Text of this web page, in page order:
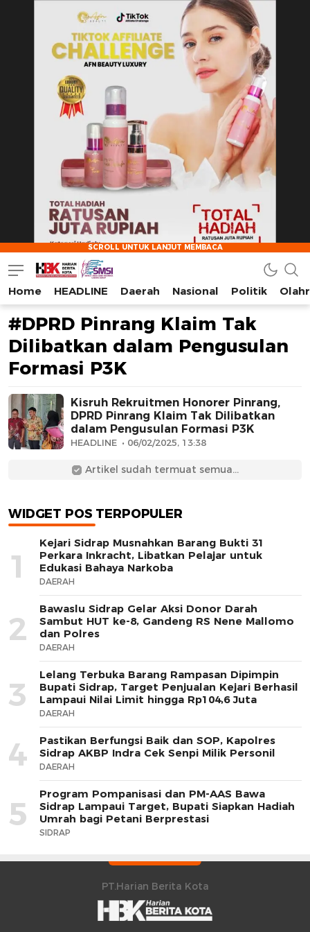
AFN BEAUTY LUXURY
HarianBeritaKota
Mengabarkan Setiap Detil, Sudut, dan Cerita Kota
Home HEADLINE Daerah Nasional Politik
#DPRD Pinrang Klaim Tak
Dilibatkan dalam Pengusulan
Formasi P3K
Kisruh Rekruitmen Honorer Pinrang,
DPRD Pinrang Klaim Tak Dilibatkan
dalam Pengusulan Formasi P3K
HEADLINE 06/02/2025, 13:38
Artikel sudah termuat semua...
WIDGET POS TERPOPULER
1
Kejari Sidrap Musnahkan Barang Bukti 31
Perkara Inkracht, Libatkan Pelajar untuk
Edukasi Bahaya Narkoba
DAERAH
2
Bawaslu Sidrap Gelar Aksi Donor Darah
Sambut HUT ke-8, Gandeng RS Nene Mallomo
dan Polres
DAERAH
3
Lelang Terbuka Barang Rampasan Dipimpin
Bupati Sidrap, Target Penjualan Kejari Berhasil
Lampaui Nilai Limit hingga Rp104,6 Juta
DAERAH
4
Pastikan Berfungsi Baik dan SOP, Kapolres
Sidrap AKBP Indra Cek Senpi Milik Personil
DAERAH
5
Program Pompanisasi dan PM-AAS Bawa
Sidrap Lampaui Target, Bupati Siapkan Hadiah
Umrah bagi Petani Berprestasi
SIDRAP
PT.Harian Berita Kota